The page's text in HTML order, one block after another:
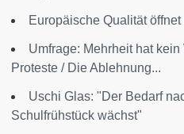
Europäische Qualität
Umfrage: Mehrheit hat
Proteste / Die Ablehnung...
Uschi Glas: "Der Bedarf
Schulfrühstück wächst"